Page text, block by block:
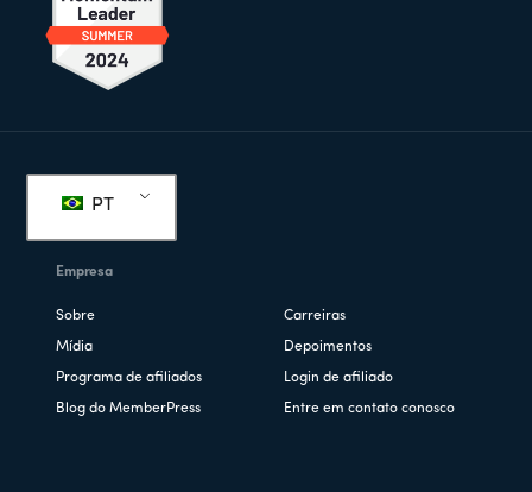
PT
Empresa
Sobre Carreiras
Mídia Depoimentos
Programa de afiliados Login de afiliado
Blog do MemberPress Entre em contato conosco